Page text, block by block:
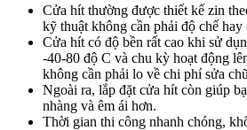
Cửa hít thường được thiết kế zin
kỹ thuật không cần phải độ chế hay
Cửa hít có độ bền rất cao khi sử
-40-80 độ C và chu kỳ hoạt động
không cần phải lo về chi phí sửa
Ngoài ra, lắp đặt cửa hít còn giúp
nhàng và êm ái hơn.
Thời gian thi công nhanh chóng,